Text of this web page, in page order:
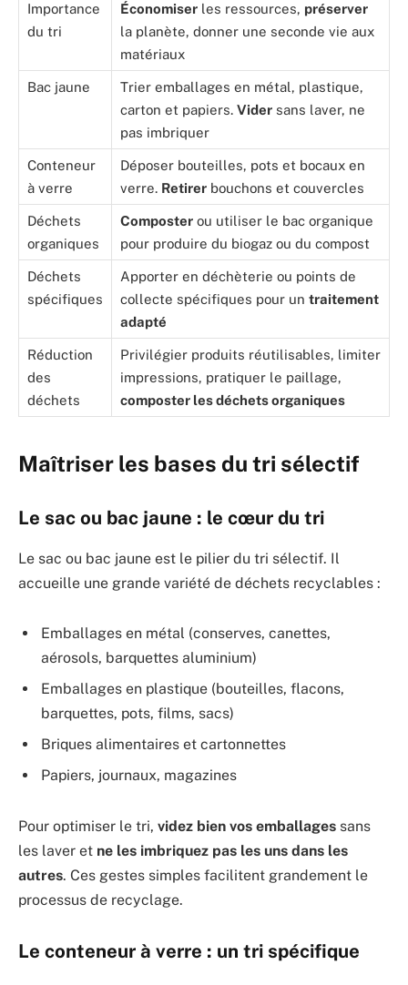
Importance
du tri
Économiser les ressources, préserver
la planète, donner une seconde vie aux
matériaux
Bac jaune
Trier emballages en métal, plastique,
carton et papiers. Vider sans laver, ne
pas imbriquer
Conteneur
à verre
Déposer bouteilles, pots et bocaux en
verre. Retirer bouchons et couvercles
Déchets
organiques
Composter ou utiliser le bac organique
pour produire du biogaz ou du compost
Déchets
spécifiques
Apporter en déchèterie ou points de
collecte spécifiques pour un traitement
adapté
Réduction
des
déchets
Privilégier produits réutilisables, limiter
impressions, pratiquer le paillage,
composter les déchets organiques
Maîtriser les bases du tri sélectif
Le sac ou bac jaune : le cœur du tri
Le sac ou bac jaune est le pilier du tri sélectif. Il
accueille une grande variété de déchets recyclables :
Emballages en métal (conserves, canettes,
aérosols, barquettes aluminium)
Emballages en plastique (bouteilles, flacons,
barquettes, pots, films, sacs)
Briques alimentaires et cartonnettes
Papiers, journaux, magazines
Pour optimiser le tri, videz bien vos emballages sans
les laver et ne les imbriquez pas les uns dans les
autres. Ces gestes simples facilitent grandement le
processus de recyclage.
Le conteneur à verre : un tri spécifique